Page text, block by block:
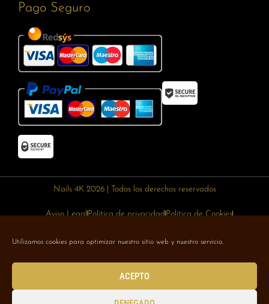
Utilizamos cookies para optimizar nuestro sitio web y nuestro servicio.
ACEPTO
Pago Seguro
Nails 4K 2026 | Todos los derechos reservados
Aviso LegalPolítica de privacidadPolítica de Cookies